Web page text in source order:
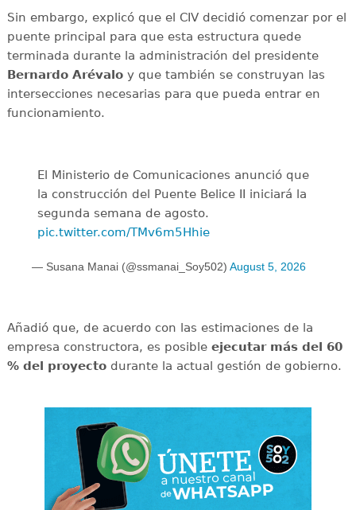
Sin embargo, explicó que el CIV decidió comenzar por el
puente principal para que esta estructura quede
terminada durante la administración del presidente
Bernardo Arévaloy que también se construyan las
intersecciones necesarias para que pueda entrar en
funcionamiento.
El Ministerio de Comunicaciones anunció que
la construcción del Puente Belice II iniciará la
segunda semana de agosto.
pic.twitter.com/TMv6m5Hhie
— Susana Manai (@ssmanai_Soy502) August 5, 2026
Añadió que, de acuerdo con las estimaciones de la
empresa constructora, es posible ejecutar más del 60
% del proyectodurante la actual gestión de gobierno.